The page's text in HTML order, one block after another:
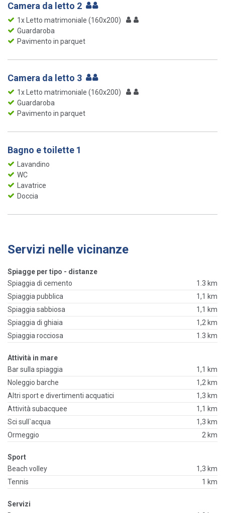
Camera da letto 2
1x Letto matrimoniale (160x200)
Guardaroba
Pavimento in parquet
Camera da letto 3
1x Letto matrimoniale (160x200)
Guardaroba
Pavimento in parquet
Bagno e toilette 1
Lavandino
WC
Lavatrice
Doccia
Servizi nelle vicinanze
Spiagge per tipo - distanze
Spiaggia di cemento
1.3 km
Spiaggia pubblica
1,1 km
Spiaggia sabbiosa
1,1 km
Spiaggia di ghiaia
1,2 km
Spiaggia rocciosa
1.3 km
Attività in mare
Bar sulla spiaggia
1,1 km
Noleggio barche
1,2 km
Altri sport e divertimenti acquatici
1,3 km
Attività subacquee
1,1 km
Sci sull`acqua
1,3 km
Ormeggio
2 km
Sport
Beach volley
1,3 km
Tennis
1 km
Servizi